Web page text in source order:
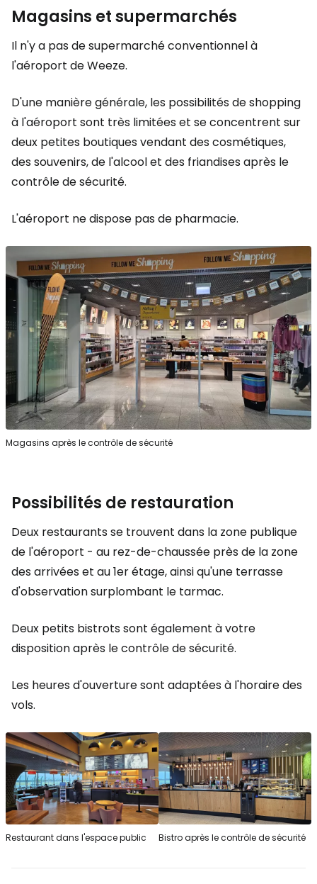
Magasins et supermarchés
Il n'y a pas de supermarché conventionnel à
l'aéroport de Weeze.
D'une manière générale, les possibilités de shopping
à l'aéroport sont très limitées et se concentrent sur
deux petites boutiques vendant des cosmétiques,
des souvenirs, de l'alcool et des friandises après le
contrôle de sécurité.
L'aéroport ne dispose pas de pharmacie.
Magasins après le contrôle de sécurité
Possibilités de restauration
Deux restaurants se trouvent dans la zone publique
de l'aéroport - au rez-de-chaussée près de la zone
des arrivées et au 1er étage, ainsi qu'une terrasse
d'observation surplombant le tarmac.
Deux petits bistrots sont également à votre
disposition après le contrôle de sécurité.
Les heures d'ouverture sont adaptées à l'horaire des
vols.
Restaurant dans l'espace public Bistro après le contrôle de sécurité